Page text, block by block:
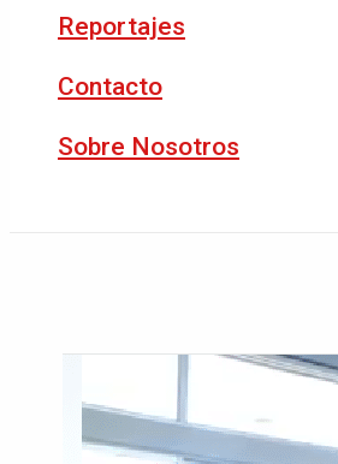
Reportajes
Contacto
Sobre Nosotros